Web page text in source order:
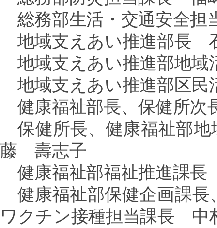
総務部生活・交通安全
地域支えあい推進部長
地域支えあい推進部地
地域支えあい推進部区
健康福祉部長、保健所
保健所長、 健康福祉部
藤 壽志子
健康福祉部福祉推進課
健康福祉部保健企画課長
ワクチン接種担当課長